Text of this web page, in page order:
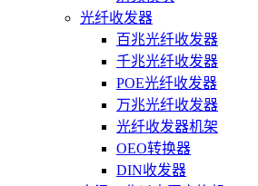
光纤收发器
百兆光纤收发器
千兆光纤收发器
POE光纤收发器
万兆光纤收发器
光纤收发器机架
OEO转换器
DIN收发器